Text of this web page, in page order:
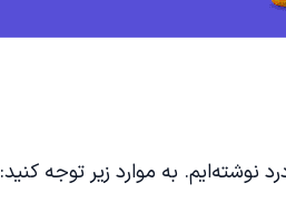
به موارد زیر توجه کنید: